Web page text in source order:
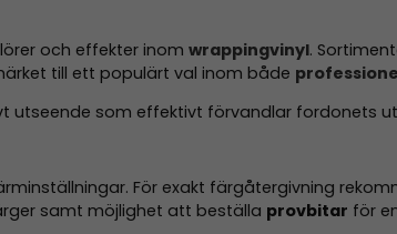
och effekter inom wrappingvinyl.
till ett populärt val inom både
utseende som effektivt förvandlar fordonets
För exakt färgåtergivning
samt möjlighet att beställa provbitar för